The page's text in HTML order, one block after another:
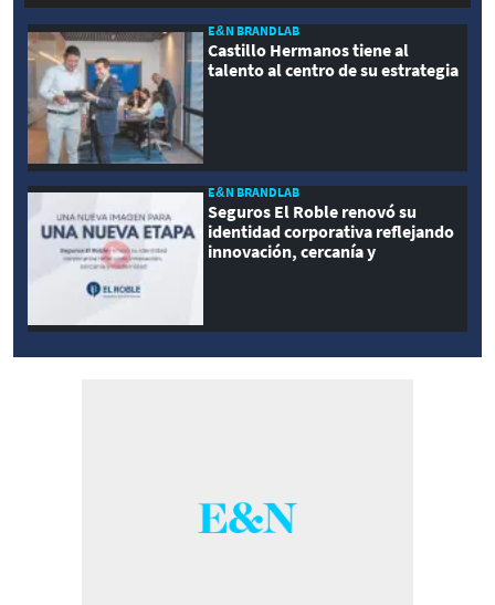
E&N BRANDLAB
Castillo Hermanos tiene al
talento al centro de su estrategia
E&N BRANDLAB
Seguros El Roble renovó su
identidad corporativa reflejando
innovación, cercanía y